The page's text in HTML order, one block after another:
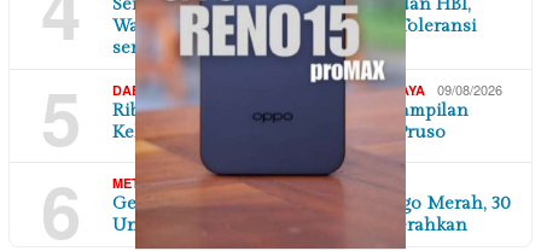
Warga KPK Pondok Kelapa Rawat Toleransi
serta…
5 DAERAH SEJARAH & BUDAYA 09/08/2026
Ribuan Penonton Terhipnotis Penampilan
Kelompok Seni Jathilan Yogo Joo Pruso
6 METROPOLITAN,NASIONAL 08/08/2026
Gedung Bapenda DKI Dilalap si Jago Merah, 30
Unit Damkar dan 185 Personil Dikerahkan